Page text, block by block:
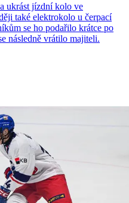
ukrást jízdní kolo ve
také elektrokolo u čerpací
se ho podařilo krátce po
následně vrátilo majiteli.